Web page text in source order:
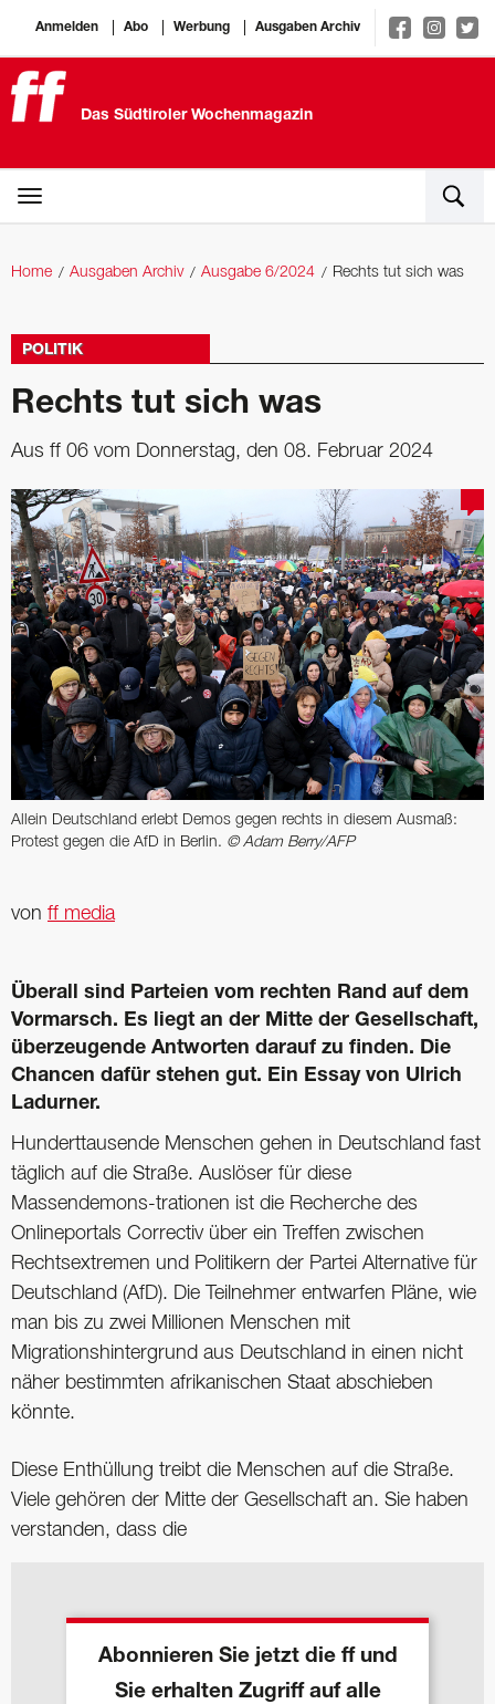
Anmelden Abo Werbung Ausgaben Archiv
Das Südtiroler Wochenmagazin
Home Ausgaben Archiv Ausgabe 6/2024 Rechts tut sich was
POLITIK
Rechts tut sich was
Aus ff 06 vom Donnerstag, den 08. Februar 2024
Allein Deutschland erlebt Demos gegen rechts in ­diesem Ausmaß:
Protest gegen die AfD in Berlin. © Adam Berry/AFP
von ff media
Überall sind Parteien vom rechten Rand auf dem
Vormarsch. Es liegt an der Mitte der Gesellschaft,
überzeugende Antworten darauf zu finden. Die
Chancen dafür stehen gut. Ein Essay von Ulrich
Ladurner.
Hunderttausende Menschen gehen in Deutschland fast
täglich auf die Straße. Auslöser für diese
Massendemons-trationen ist die Recherche des
Onlineportals Correctiv über ein Treffen zwischen
Rechtsextremen und Politikern der Partei Alternative für
Deutschland (AfD). Die Teilnehmer entwarfen Pläne, wie
man bis zu zwei Millionen Menschen mit
Migrationshintergrund aus Deutschland in einen nicht
näher bestimmten afrikanischen Staat abschieben
könnte.
Diese Enthüllung treibt die Menschen auf die Straße.
Viele gehören der Mitte der Gesellschaft an. Sie haben
verstanden, dass die
Abonnieren Sie jetzt die ff und
Sie erhalten Zugriff auf alle